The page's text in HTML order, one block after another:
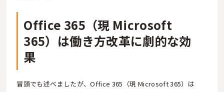
Office 365（現 Microsoft
365）は働き方改革に劇的な効
果
冒頭でも述べましたが、Office 365（現 Microsoft 365）は